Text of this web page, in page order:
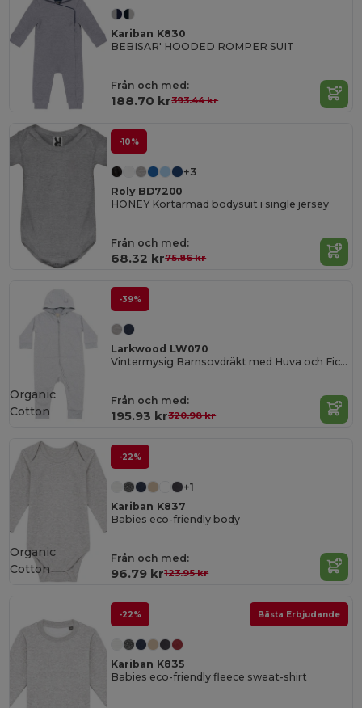
Kariban K830
BEBISAR' HOODED ROMPER SUIT
Från och med:
188.70 kr393.44 kr
-10%
+3
Roly BD7200
HONEY Kortärmad bodysuit i single jersey
Från och med:
68.32 kr75.86 kr
-39%
Larkwood LW070
Vintermysig Barnsovdräkt med Huva och Ficka
Från och med:
195.93 kr320.98 kr
Organic
Cotton
-22%
+1
Kariban K837
Babies eco-friendly body
Från och med:
96.79 kr123.95 kr
Organic
Cotton
-22% Bästa Erbjudande
Kariban K835
Babies eco-friendly fleece sweat-shirt